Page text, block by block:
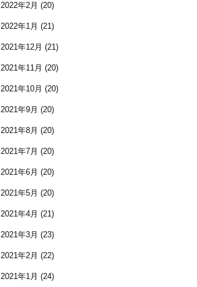
2022年2月 (20)
2022年1月 (21)
2021年12月 (21)
2021年11月 (20)
2021年10月 (20)
2021年9月 (20)
2021年8月 (20)
2021年7月 (20)
2021年6月 (20)
2021年5月 (20)
2021年4月 (21)
2021年3月 (23)
2021年2月 (22)
2021年1月 (24)